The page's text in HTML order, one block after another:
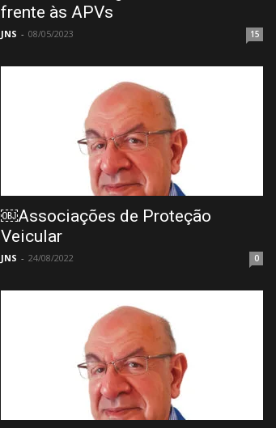
frente às APVs
JNS - 08/05/2023 15
￼Associações de Proteção
Veicular
JNS - 24/08/2022 0